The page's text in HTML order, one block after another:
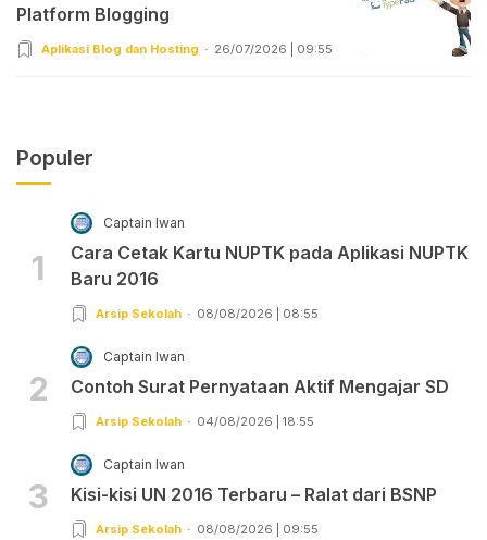
Platform Blogging
Aplikasi Blog dan Hosting 26/07/2026 | 09:55
Populer
1
Captain Iwan
Cara Cetak Kartu NUPTK pada Aplikasi NUPTK
Baru 2016
Arsip Sekolah 08/08/2026 | 08:55
2
Captain Iwan
Contoh Surat Pernyataan Aktif Mengajar SD
Arsip Sekolah 04/08/2026 | 18:55
3
Captain Iwan
Kisi-kisi UN 2016 Terbaru – Ralat dari BSNP
Arsip Sekolah 08/08/2026 | 09:55